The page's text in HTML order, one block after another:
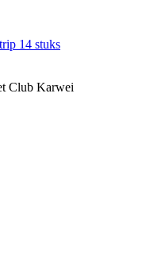
14 stuks
Club Karwei